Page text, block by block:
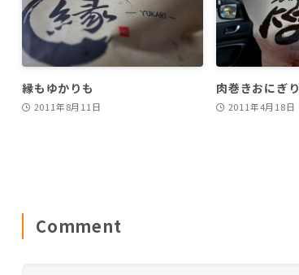
縁もゆかりも
2011年8月11日
肉巻きおにぎり
2011年4月18日
Comment